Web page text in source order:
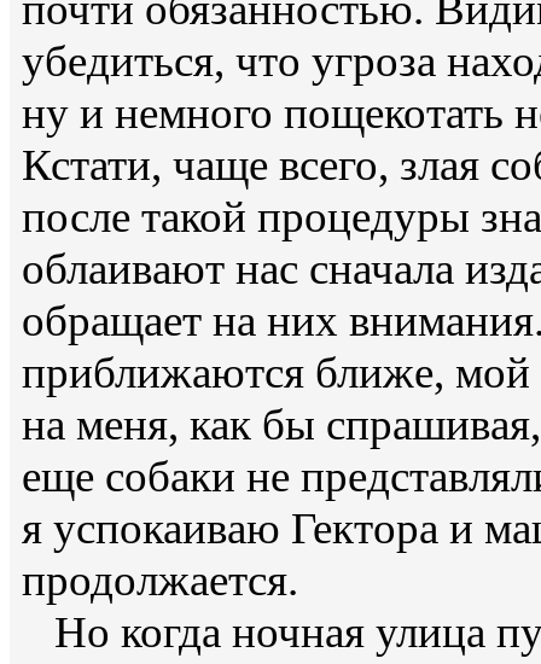
убедиться, что угроза
ну и немного пощекотать
Кстати, чаще всего, злая
после такой процедуры
облаивают нас сначала
обращает на них
приближаются ближе,
на меня, как бы
еще собаки не
я успокаиваю Гектора и
продолжается.
Но когда ночная улица